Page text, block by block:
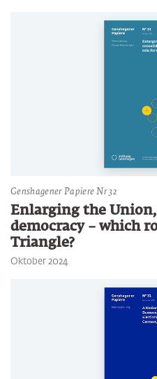
Genshagener Papiere Nr 32
Enlarging the
democracy – which
Triangle?
Oktober 2024